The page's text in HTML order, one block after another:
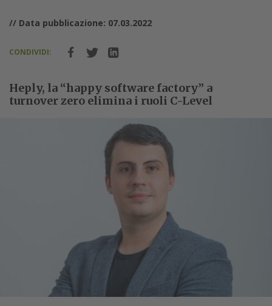
// Data pubblicazione: 07.03.2022
CONDIVIDI:
Heply, la “happy software factory” a
turnover zero elimina i ruoli C-Level